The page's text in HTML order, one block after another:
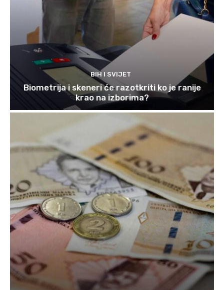
BIH I SVIJET
Biometrija i skeneri će razotkriti ko je ranije
krao na izborima?